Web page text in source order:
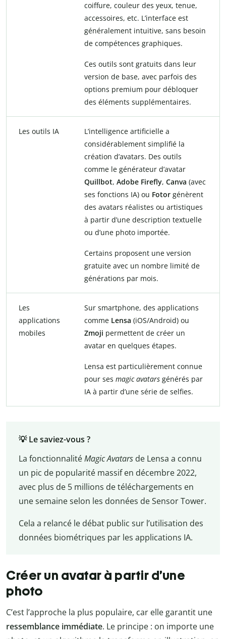
coiffure, couleur des yeux, tenue,
accessoires, etc. L’interface est
généralement intuitive, sans besoin
de compétences graphiques.
Ces outils sont gratuits dans leur
version de base, avec parfois des
options premium pour débloquer
des éléments supplémentaires.
Les outils IA
L’intelligence artificielle a
considérablement simplifié la
création d’avatars. Des outils
comme le générateur d’avatar
Quillbot, Adobe Firefly, Canva (avec
ses fonctions IA) ou Fotor génèrent
des avatars réalistes ou artistiques
à partir d’une description textuelle
ou d’une photo importée.
Certains proposent une version
gratuite avec un nombre limité de
générations par mois.
Les
applications
mobiles
Sur smartphone, des applications
comme Lensa (iOS/Android) ou
Zmoji permettent de créer un
avatar en quelques étapes.
Lensa est particulièrement connue
pour ses magic avatars générés par
IA à partir d’une série de selfies.
💡 Le saviez-vous ?
La fonctionnalitéMagic Avatarsde Lensa a connu
un pic de popularité massif en décembre 2022,
avec plus de 5 millions de téléchargements en
une semaine selon les données de Sensor Tower.
Cela a relancé le débat public sur l’utilisation des
données biométriques par les applications IA.
Créer un avatar à partir d’une
photo
C’est l’approche la plus populaire, car elle garantit une
ressemblance immédiate. Le principe : on importe une